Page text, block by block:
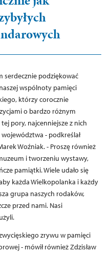
serdecznie podziękować
wspólnoty pamięci
którzy corocznie
o bardzo różnym
pory, najcenniejsze z nich
- podkreślał
Woźniak. - Proszę również
i tworzeniu wystawy,
pamiątki. Wiele udało się
każda Wielkopolanka i każdy
grupa naszych rodaków,
przed nami. Nasi
zrywu w pamięci
- mówił również Zdzisław